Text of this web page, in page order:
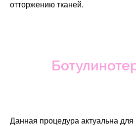
отторжению тканей.
Данная процедура актуальна для